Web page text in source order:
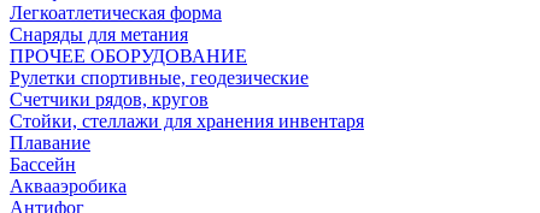
Легкоатлетическая форма
Снаряды для метания
ПРОЧЕЕ ОБОРУДОВАНИЕ
Рулетки спортивные, геодезические
Счетчики рядов, кругов
Стойки, стеллажи для хранения инвентаря
Плавание
Бассейн
Аквааэробика
Антифог